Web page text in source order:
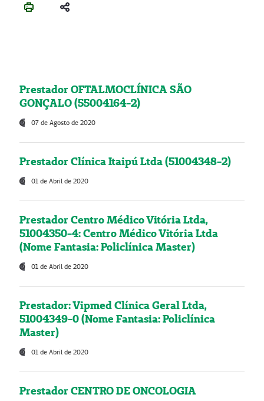
Prestador OFTALMOCLÍNICA SÃO
GONÇALO (55004164-2)
07 de Agosto de 2020
Prestador Clínica Itaipú Ltda (51004348-2)
01 de Abril de 2020
Prestador Centro Médico Vitória Ltda,
51004350-4: Centro Médico Vitória Ltda
(Nome Fantasia: Policlínica Master)
01 de Abril de 2020
Prestador: Vipmed Clínica Geral Ltda,
51004349-0 (Nome Fantasia: Policlínica
Master)
01 de Abril de 2020
Prestador CENTRO DE ONCOLOGIA